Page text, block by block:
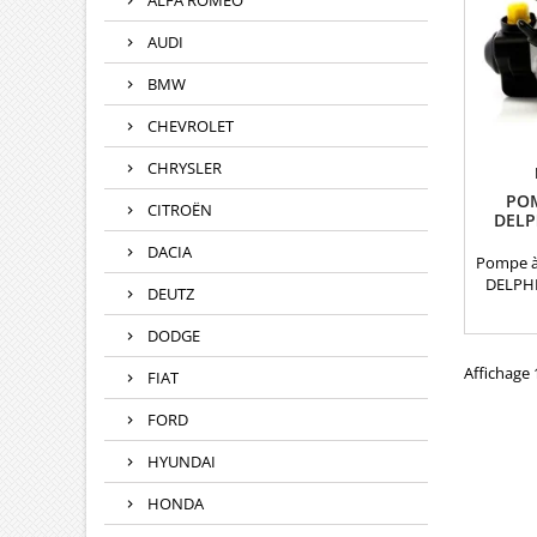
AUDI
BMW
CHEVROLET
CHRYSLER
CITROËN
DACIA
DEUTZ
DODGE
FIAT
FORD
HYUNDAI
HONDA
Pompe
Affichage